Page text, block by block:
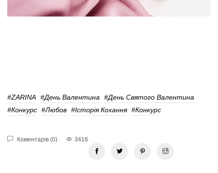
#ZARINA #День Валентина #День Святого Валентина
#конкурс #любов #Історія Кохання #конкурс
Коментарів (0) 3416